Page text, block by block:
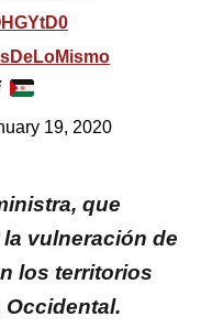
19, 2020
que
vulneración de
los territorios